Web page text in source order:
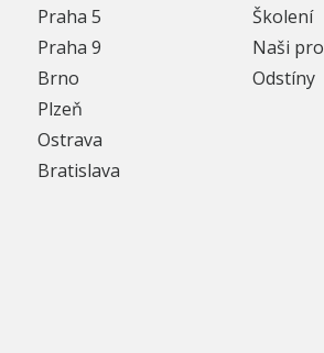
Praha 5
Praha 9
Brno
Plzeň
Ostrava
Bratislava
Školení
Naši
Odstíny